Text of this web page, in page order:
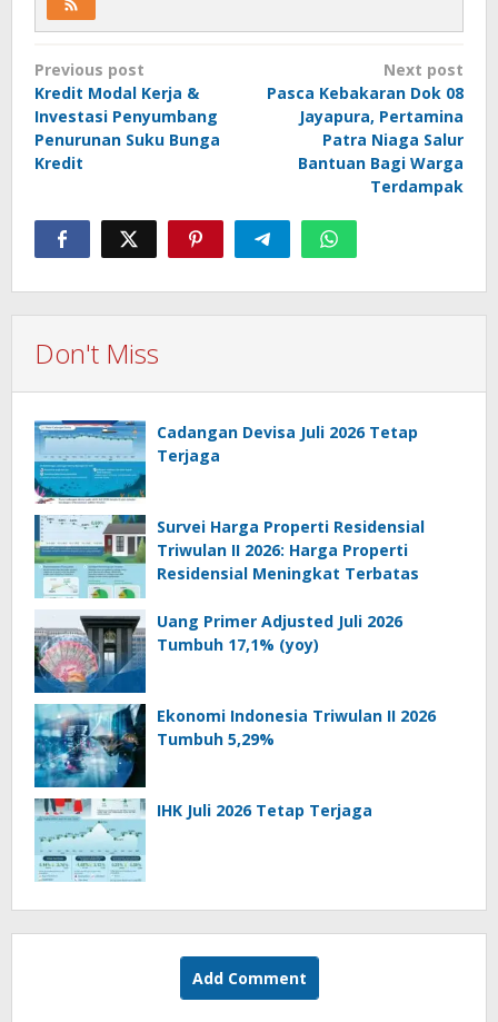
Post
navigation
Previous post
Kredit Modal Kerja &
Investasi Penyumbang
Penurunan Suku Bunga
Kredit
Next post
Pasca Kebakaran Dok 08
Jayapura, Pertamina
Patra Niaga Salur
Bantuan Bagi Warga
Terdampak
Don't Miss
Cadangan Devisa Juli 2026 Tetap
Terjaga
Survei Harga Properti Residensial
Triwulan II 2026: Harga Properti
Residensial Meningkat Terbatas
Uang Primer Adjusted Juli 2026
Tumbuh 17,1% (yoy)
Ekonomi Indonesia Triwulan II 2026
Tumbuh 5,29%
IHK Juli 2026 Tetap Terjaga
Add Comment